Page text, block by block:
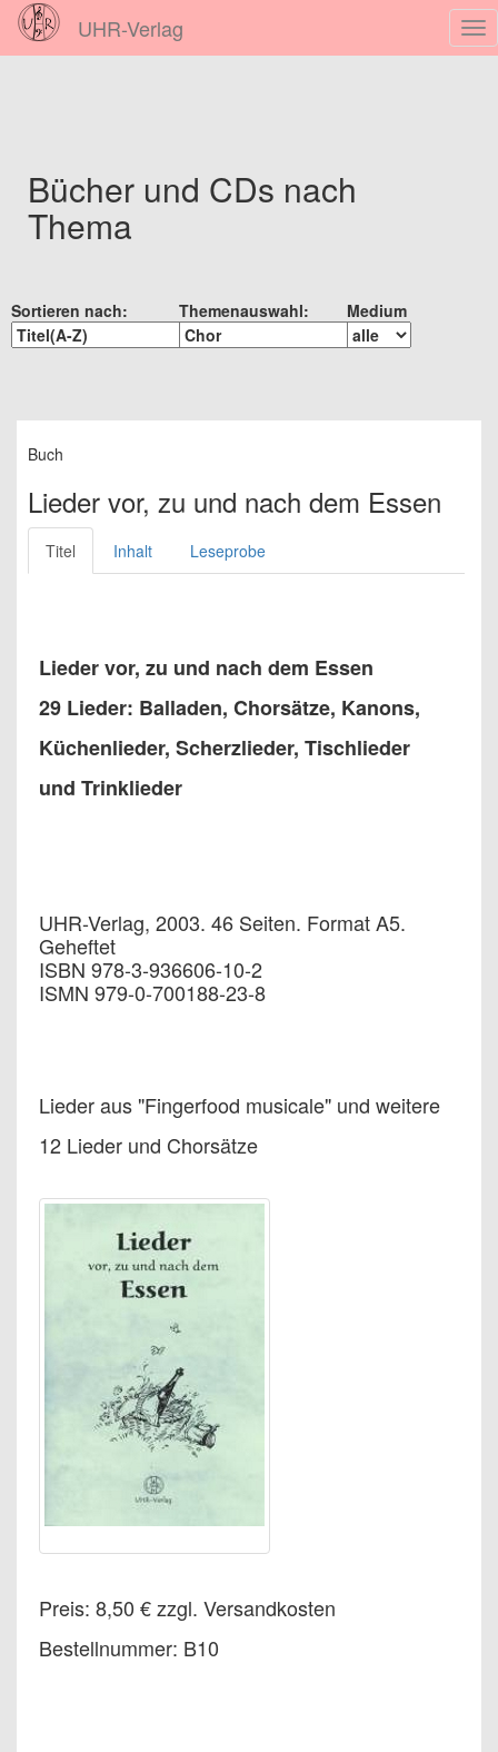
UHR-Verlag
Bücher und CDs nach
Thema
Sortieren nach: Themenauswahl: Medium
Buch
Lieder vor, zu und nach dem Essen
Titel Inhalt Leseprobe
Lieder vor, zu und nach dem Essen
29 Lieder: Balladen, Chorsätze, Kanons,
Küchenlieder, Scherzlieder, Tischlieder
und Trinklieder
UHR-Verlag, 2003. 46 Seiten. Format A5.
Geheftet
ISBN 978-3-936606-10-2
ISMN 979-0-700188-23-8
Lieder aus "Fingerfood musicale" und weitere
12 Lieder und Chorsätze
Preis: 8,50 € zzgl. Versandkosten
Bestellnummer: B10